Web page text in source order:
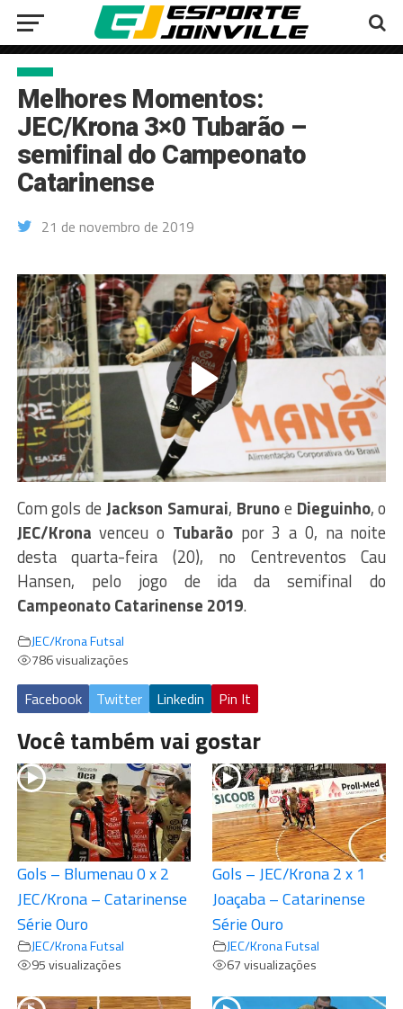
Melhores Momentos:
JEC/Krona 3×0 Tubarão –
semifinal do Campeonato
Catarinense
21 de novembro de 2019
Com gols deJackson Samurai, Brunoe Dieguinho, o
JEC/Krona venceu o Tubarãopor 3 a 0, na noite
desta quarta-feira (20), no Centreventos Cau
Hansen, pelo jogo de ida da semifinal do
Campeonato Catarinense 2019.
JEC/Krona Futsal
786 visualizações
Facebook Twitter Linkedin Pin It
Você também vai gostar
Gols – Blumenau 0 x 2
JEC/Krona – Catarinense
Série Ouro
JEC/Krona Futsal
95 visualizações
Gols – JEC/Krona 2 x 1
Joaçaba – Catarinense
Série Ouro
JEC/Krona Futsal
67 visualizações